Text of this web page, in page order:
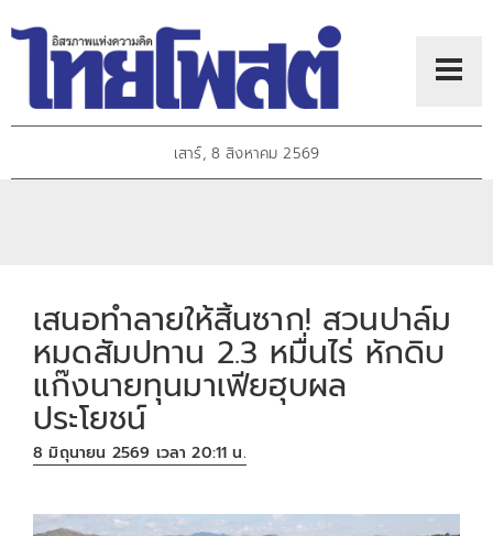
เสาร์, 8 สิงหาคม 2569
เสนอทำลายให้สิ้นซาก! สวนปาล์ม
หมดสัมปทาน 2.3 หมื่นไร่ หักดิบ
แก๊งนายทุนมาเฟียฮุบผล
ประโยชน์
8 มิถุนายน 2569 เวลา 20:11 น.